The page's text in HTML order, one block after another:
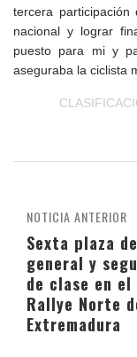
tercera
nacional y lograr
puesto para mi y
aseguraba la ciclista
NOTICIA ANTERIOR
Sexta plaza
general y
de clase en el
Rallye Norte
Extremadura